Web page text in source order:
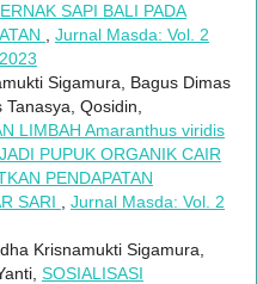
SAPI BALI PADA
Jurnal Masda: Vol. 2
Sigamura, Bagus Dimas
Qosidin,
LIMBAH Amaranthus viridis
PUPUK ORGANIK CAIR
PENDAPATAN
SARI
Jurnal Masda: Vol. 2
Krisnamukti Sigamura,
SOSIALISASI